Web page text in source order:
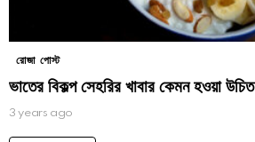
রোজা পোস্ট
ভাতের বিকল্প সেহরির খাবার কেমন হওয়া উচিত
3 years ago